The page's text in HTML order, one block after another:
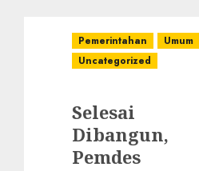
Pemerintahan
Umum
Uncategorized
Selesai
Dibangun,
Pemdes